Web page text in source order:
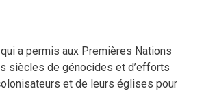
a permis aux Premières Nations
siècles de génocides et d’efforts
et de leurs églises pour